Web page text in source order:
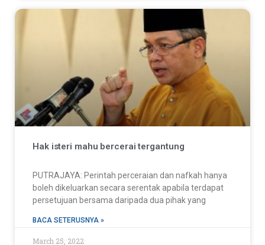
Hak isteri mahu bercerai tergantung
PUTRAJAYA: Perintah perceraian dan nafkah hanya
boleh dikeluarkan secara serentak apabila terdapat
persetujuan bersama daripada dua pihak yang
BACA SETERUSNYA »
March 25, 2022